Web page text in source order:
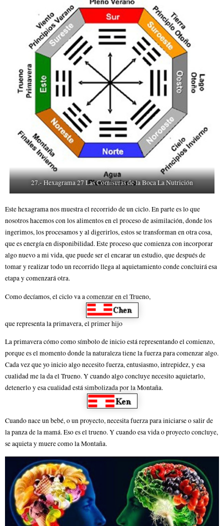
27.- Hexagrama 27 Las Comisuras de la Boca La Nutrición
Este hexagrama nos muestra el recorrido de un ciclo. En parte es lo que
nosotros hacemos con los alimentos en el proceso de asimilación, donde los
ingerimos, los procesamos y al digerirlos, estos se transforman en otra cosa,
que es energía en disponibilidad. Este proceso que comienza con incorporar
algo nuevo a mi vida, que puede ser el encarar un estudio, que después de
tomar y realizar todo un recorrido llega al aquietamiento conde concluirá esa
etapa y comenzará otra.
Como decíamos, el ciclo va a comenzar en el Trueno,
que representa la primavera, el primer hijo
La primavera cómo como símbolo de inicio está representando el comienzo,
porque es el momento donde la naturaleza tiene la fuerza para comenzar algo.
Cada vez que yo inicio algo necesito fuerza, entusiasmo, intrepidez, y esa
cualidad me la da el Trueno. Y cuando algo concluye necesito aquietarlo,
detenerlo y esa cualidad está simbolizada por la Montaña.
Cuando nace un bebé, o un proyecto, necesita fuerza para iniciarse o salir de
la panza de la mamá. Eso es el trueno. Y cuando esa vida o proyecto concluye,
se aquieta y muere como la Montaña.